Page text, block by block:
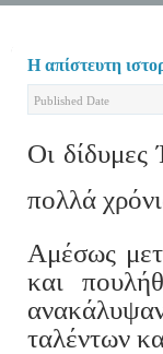
Η απίστευτη
Published Date
Οι δίδυμες
πολλά
Αμέσως
και
ταλέντων